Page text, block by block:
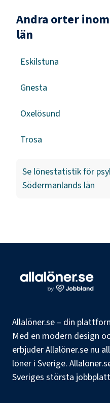
Andra orter
län
Eskilstuna
Gnesta
Oxelösund
Trosa
Se lönestatistik för
Södermanlands län
Allalöner.se – din
Med en modern design
erbjuder Allalöner.se nu
löner i Sverige.
Sveriges största